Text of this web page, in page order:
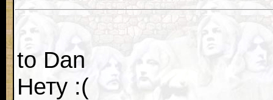
to Dan
Нету :(